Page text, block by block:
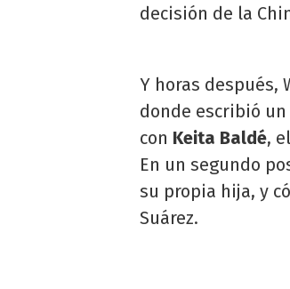
decisión de la
Y horas después,
donde escribió
con Keita Baldé,
En un segundo
su propia hija, y
Suárez.